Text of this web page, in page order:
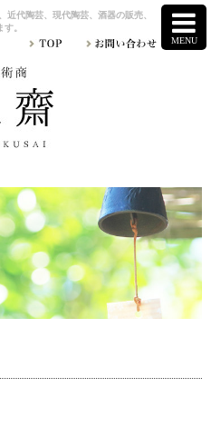
代陶芸、現代陶芸、酒器の販売、
。